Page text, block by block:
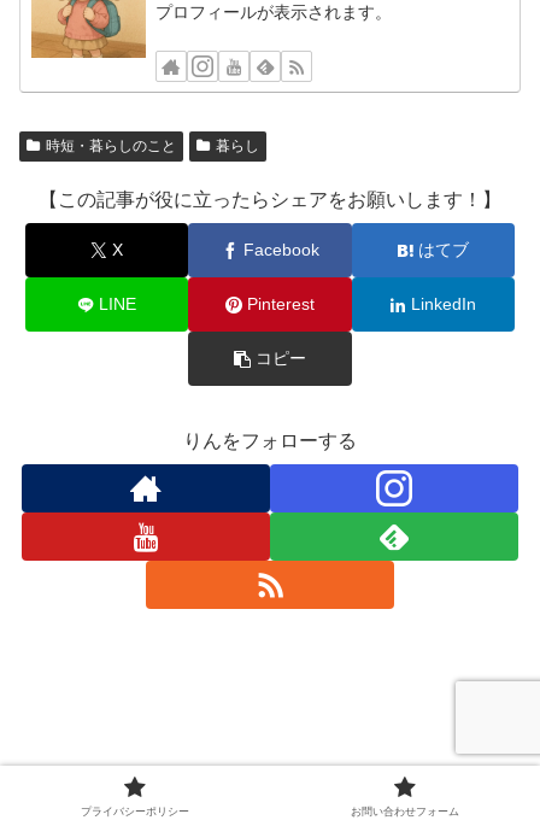
プロフィールが表示されます。
時短・暮らしのこと 暮らし
【この記事が役に立ったらシェアをお願いします！】
X Facebook はてブ
LINE Pinterest LinkedIn
コピー
りんをフォローする
プライバシーポリシー お問い合わせフォーム